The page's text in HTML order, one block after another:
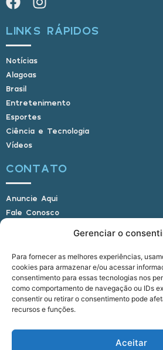
Gerenciar o
Para fornecer as melhores experiências,
cookies para armazenar e/ou acessar
consentimento para essas tecnologias nos
como comportamento de navegação ou IDs
consentir ou retirar o consentimento pode
recursos e funções.
Aceitar
LINKS RÁPIDOS
Notícias
Alagoas
Brasil
Entretenimento
Esportes
Ciência e Tecnologia
Vídeos
CONTATO
Anuncie Aqui
Fale Conosco
E-mail:
Telefone: (82) 9 9691-
Responsável Técnico:
Rua do Sau - Centro -